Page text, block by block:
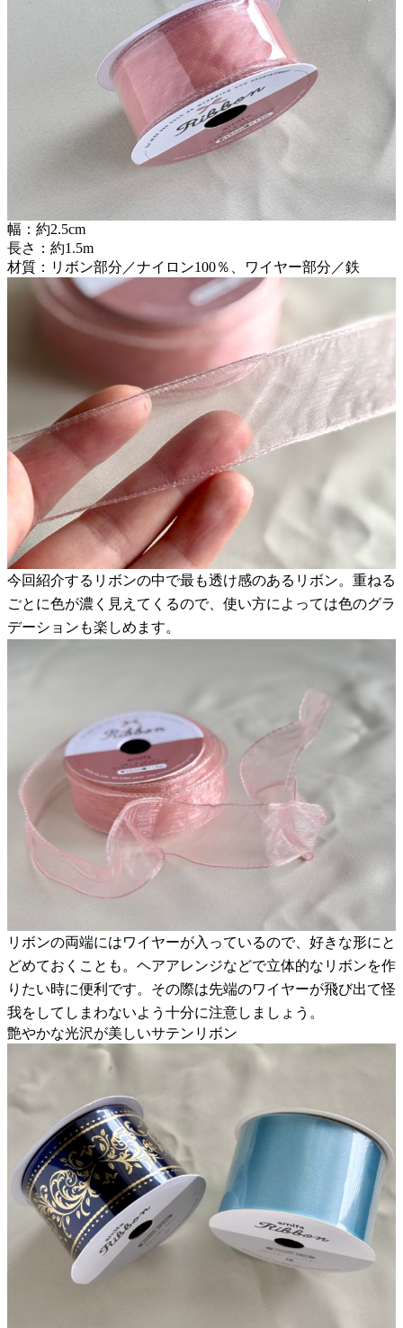
幅：約2.5cm
長さ：約1.5m
材質：リボン部分／ナイロン100％、ワイヤー部分／鉄
今回紹介するリボンの中で最も透け感のあるリボン。重ねる
ごとに色が濃く見えてくるので、使い方によっては色のグラ
デーションも楽しめます。
リボンの両端にはワイヤーが入っているので、好きな形にと
どめておくことも。ヘアアレンジなどで立体的なリボンを作
りたい時に便利です。その際は先端のワイヤーが飛び出て怪
我をしてしまわないよう十分に注意しましょう。
艶やかな光沢が美しいサテンリボン